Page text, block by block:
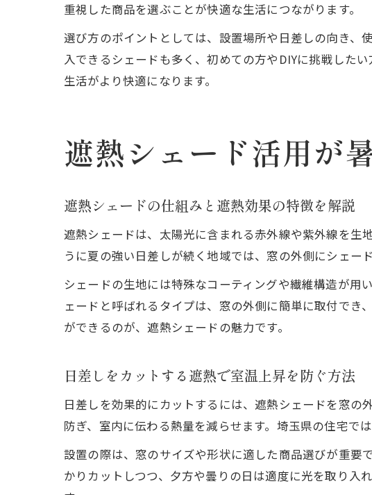
重視した商品を選ぶことが快適な生活につながります。
選び方のポイントとしては、設置場所や日差しの向き、
入できるシェードも多く、初めての方やDIYに挑戦した
生活がより快適になります。
遮熱シェード活用が
遮熱シェードの仕組みと遮熱効果の特徴を解説
遮熱シェードは、太陽光に含まれる赤外線や紫外線を生
うに夏の強い日差しが続く地域では、窓の外側にシェー
シェードの生地には特殊なコーティングや繊維構造が用
ェードと呼ばれるタイプは、窓の外側に簡単に取付でき
ができるのが、遮熱シェードの魅力です。
日差しをカットする遮熱で室温上昇を防ぐ方法
日差しを効果的にカットするには、遮熱シェードを窓の
防ぎ、室内に伝わる熱量を減らせます。埼玉県の住宅で
設置の際は、窓のサイズや形状に適した商品選びが重要
かりカットしつつ、夕方や曇りの日は適度に光を取り入